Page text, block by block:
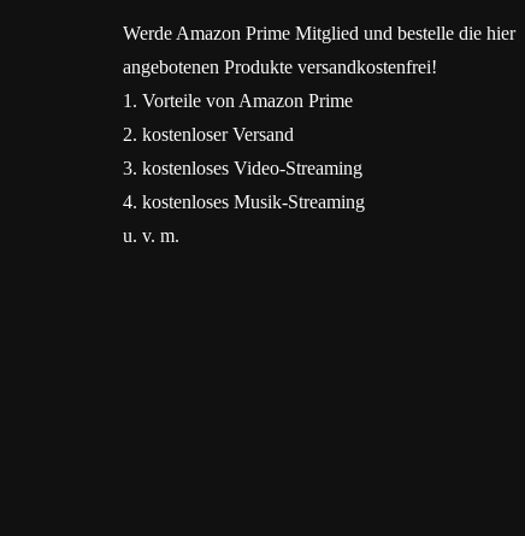
Werde Amazon Prime Mitglied und bestelle die hier
angebotenen Produkte versandkostenfrei!
1. Vorteile von Amazon Prime
2. kostenloser Versand
3. kostenloses Video-Streaming
4. kostenloses Musik-Streaming
u. v. m.